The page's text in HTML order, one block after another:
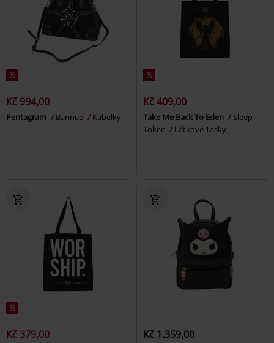
%
Kč 994,00
Pentagram Banned Kabelky
%
Kč 409,00
Take Me Back To Eden
Sleep
Token
Látkové Tašky
%
Kč 379,00 Kč 1.359,00